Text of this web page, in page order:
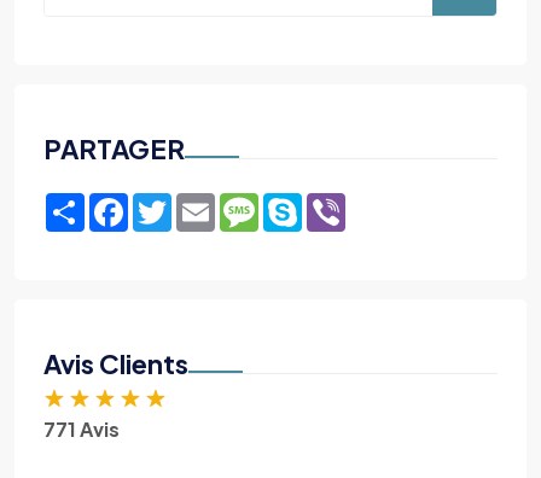
PARTAGER
ShareFacebook
TwitterEmailMessage
Skype
Avis Clients
★ ★ ★ ★ ★
771 Avis